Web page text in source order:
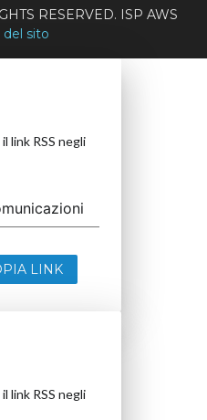
RESERVED. ISP AWS
del sito
link RSS negli
LINK
link RSS negli